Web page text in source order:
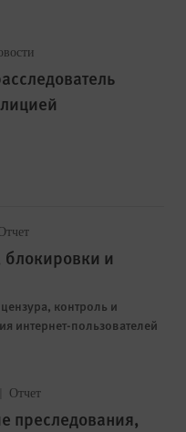
и
контроль и
интернет-пользователей
Отчет
преследования,